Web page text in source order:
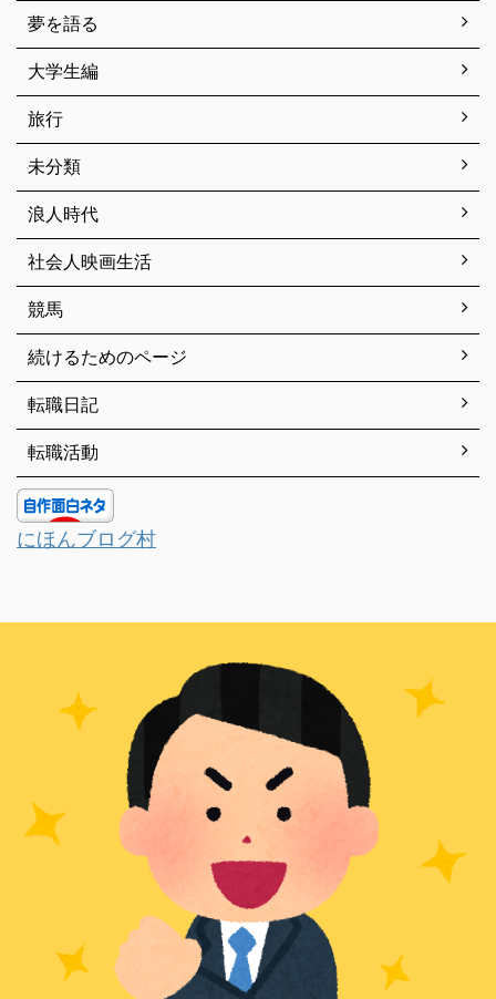
夢を語る
大学生編
旅行
未分類
浪人時代
社会人映画生活
競馬
続けるためのページ
転職日記
転職活動
にほんブログ村